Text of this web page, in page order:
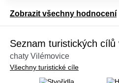
Zobrazit všechny hodnocení
Seznam turistických cílů
chaty Vilémovice
Všechny turistické cíle